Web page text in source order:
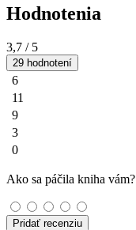
Hodnotenia
3,7 / 5
29 hodnotení
6
11
9
3
0
Ako sa páčila kniha vám?
Pridať recenziu